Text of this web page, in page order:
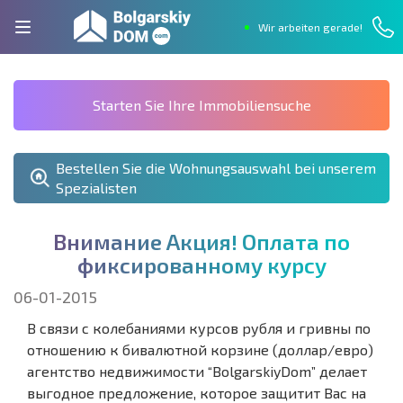
Wir arbeiten gerade!
Starten Sie Ihre Immobiliensuche
Bestellen Sie die Wohnungsauswahl bei unserem
Spezialisten
Внимание Акция! Оплата по
фиксированному курсу
06-01-2015
В связи с колебаниями курсов рубля и гривны по
отношению к бивалютной корзине (доллар/евро)
агентство недвижимости “BolgarskiyDom” делает
выгодное предложение, которое защитит Вас на